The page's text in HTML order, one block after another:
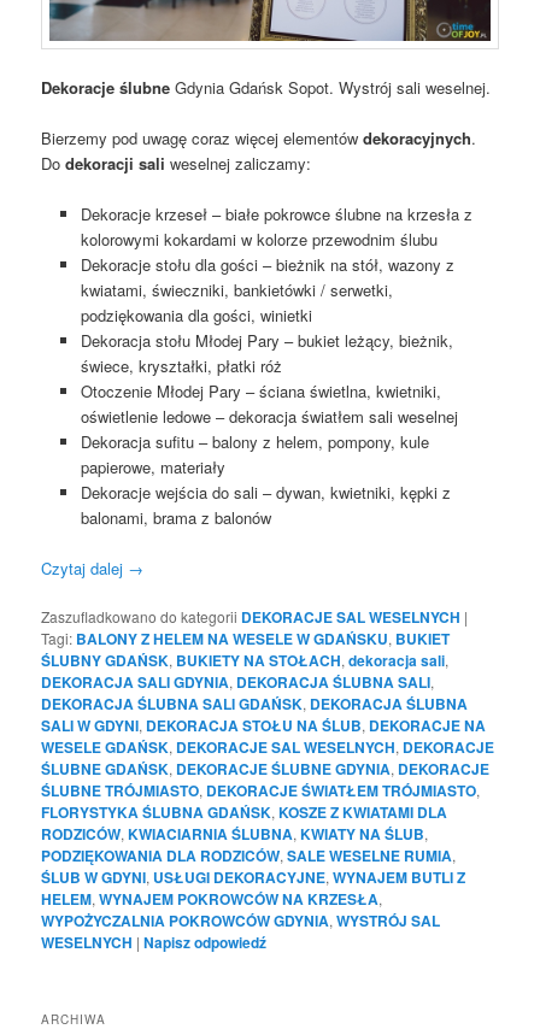
Dekoracje ślubne Gdynia Gdańsk Sopot. Wystrój sali weselnej.
Bierzemy pod uwagę coraz więcej elementówdekoracyjnych.
Dodekoracji sali weselnej zaliczamy:
Dekoracje krzeseł – białe pokrowce ślubne na krzesła z
kolorowymi kokardami w kolorze przewodnim ślubu
Dekoracje stołu dla gości – bieżnik na stół, wazony z
kwiatami, świeczniki, bankietówki / serwetki,
podziękowania dla gości, winietki
Dekoracja stołu Młodej Pary – bukiet leżący, bieżnik,
świece, kryształki, płatki róż
Otoczenie Młodej Pary – ściana świetlna, kwietniki,
oświetlenie ledowe – dekoracja światłem sali weselnej
Dekoracja sufitu – balony z helem, pompony, kule
papierowe, materiały
Dekoracje wejścia do sali – dywan, kwietniki, kępki z
balonami, brama z balonów
Czytaj dalej →
Zaszufladkowano do kategorii DEKORACJE SAL WESELNYCH |
Tagi: BALONY Z HELEM NA WESELE W GDAŃSKU, BUKIET
ŚLUBNY GDAŃSK, BUKIETY NA STOŁACH,dekoracja sali,
DEKORACJA SALI GDYNIA, DEKORACJA ŚLUBNA SALI,
DEKORACJA ŚLUBNA SALI GDAŃSK, DEKORACJA ŚLUBNA
SALI W GDYNI, DEKORACJA STOŁU NA ŚLUB, DEKORACJE NA
WESELE GDAŃSK, DEKORACJE SAL WESELNYCH, DEKORACJE
ŚLUBNE GDAŃSK, DEKORACJE ŚLUBNE GDYNIA, DEKORACJE
ŚLUBNE TRÓJMIASTO, DEKORACJE ŚWIATŁEM TRÓJMIASTO,
FLORYSTYKA ŚLUBNA GDAŃSK,KOSZE Z KWIATAMI DLA
RODZICÓW,KWIACIARNIA ŚLUBNA,KWIATY NA ŚLUB,
PODZIĘKOWANIA DLA RODZICÓW,SALE WESELNE RUMIA,
ŚLUB W GDYNI, USŁUGI DEKORACYJNE,WYNAJEM BUTLI Z
HELEM,WYNAJEM POKROWCÓW NA KRZESŁA,
WYPOŻYCZALNIA POKROWCÓW GDYNIA,WYSTRÓJ SAL
WESELNYCH |Napisz odpowiedź
ARCHIWA